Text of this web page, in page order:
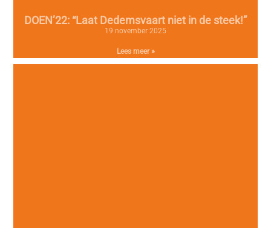
DOEN’22: “Laat Dedemsvaart niet in de steek!”
19 november 2025
Lees meer »